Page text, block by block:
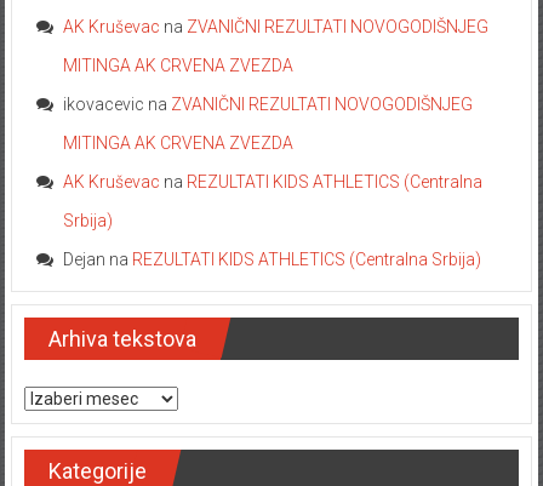
AK Kruševac na ZVANIČNI REZULTATI NOVOGODIŠNJEG
MITINGA AK CRVENA ZVEZDA
ikovacevic na ZVANIČNI REZULTATI NOVOGODIŠNJEG
MITINGA AK CRVENA ZVEZDA
AK Kruševac na REZULTATI KIDS ATHLETICS (Centralna
Srbija)
Dejan na REZULTATI KIDS ATHLETICS (Centralna Srbija)
Arhiva tekstova
Arhiva tekstova
Kategorije